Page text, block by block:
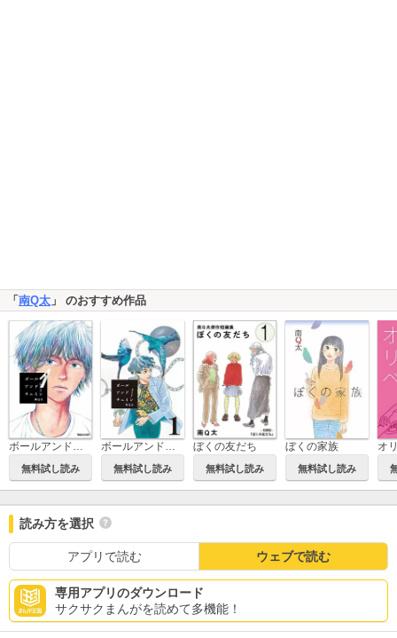
「南Q太 」 のおすすめ作品
ボールアンドチェイン
無料試し読み
ボールアンドチェイン【単話】
無料試し読み
ぼくの友だち
無料試し読み
ぼくの家族
無料試し読み
オ
読み方を選択
アプリで読む ウェブで読む
専用アプリのダウンロード
サクサクまんがを読めて多機能！